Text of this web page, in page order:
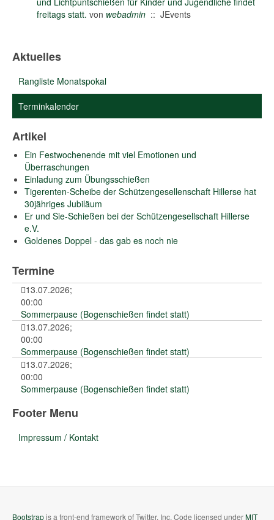
freitags statt. von webadmin :: JEvents
Aktuelles
Rangliste Monatspokal
Terminkalender
Artikel
Ein Festwochenende mit viel Emotionen und
Überraschungen
Einladung zum Übungsschießen
Tigerenten-Scheibe der Schützengesellenschaft Hillerse hat
30jähriges Jubiläum
Er und Sie-Schießen bei der Schützengesellschaft Hillerse
e.V.
Goldenes Doppel - das gab es noch nie
Termine
13.07.2026;
00:00
Sommerpause (Bogenschießen findet statt)
13.07.2026;
00:00
Sommerpause (Bogenschießen findet statt)
13.07.2026;
00:00
Sommerpause (Bogenschießen findet statt)
Footer Menu
Impressum / Kontakt
Bootstrapis a front-end framework of Twitter, Inc. Code licensed underMIT